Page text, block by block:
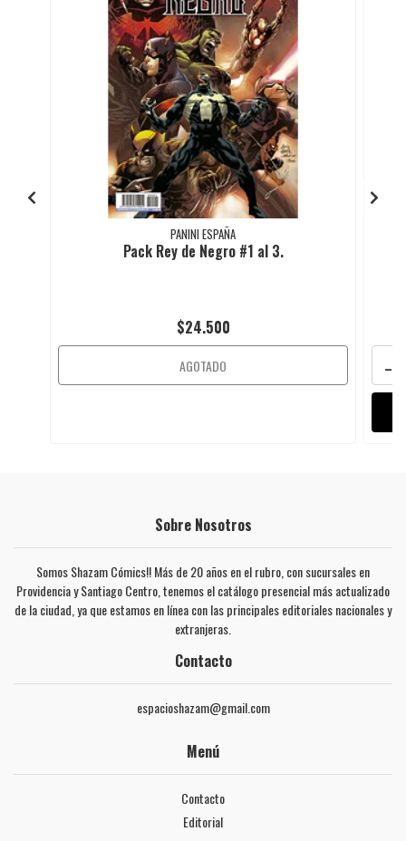
PANINI ESPAÑA
Pack Rey de Negro #1 al 3.
$24.500
AGOTADO -
Sobre Nosotros
Somos Shazam Cómics!! Más de 20 años en el rubro, con sucursales en
Providencia y Santiago Centro, tenemos el catálogo presencial más actualizado
de la ciudad, ya que estamos en línea con las principales editoriales nacionales y
extranjeras.
Contacto
espacioshazam@gmail.com
Menú
Contacto
Editorial